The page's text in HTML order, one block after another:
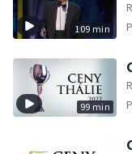
109 min
99 min